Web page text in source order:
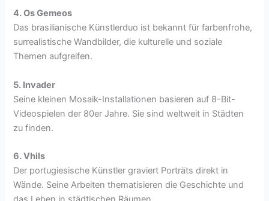
4. Os Gemeos
Das brasilianische Künstlerduo ist bekannt für farbenfrohe,
surrealistische Wandbilder, die kulturelle und soziale
Themen aufgreifen.
5. Invader
Seine kleinen Mosaik-Installationen basieren auf 8-Bit-
Videospielen der 80er Jahre. Sie sind weltweit in Städten
zu finden.
6. Vhils
Der portugiesische Künstler graviert Porträts direkt in
Wände. Seine Arbeiten thematisieren die Geschichte und